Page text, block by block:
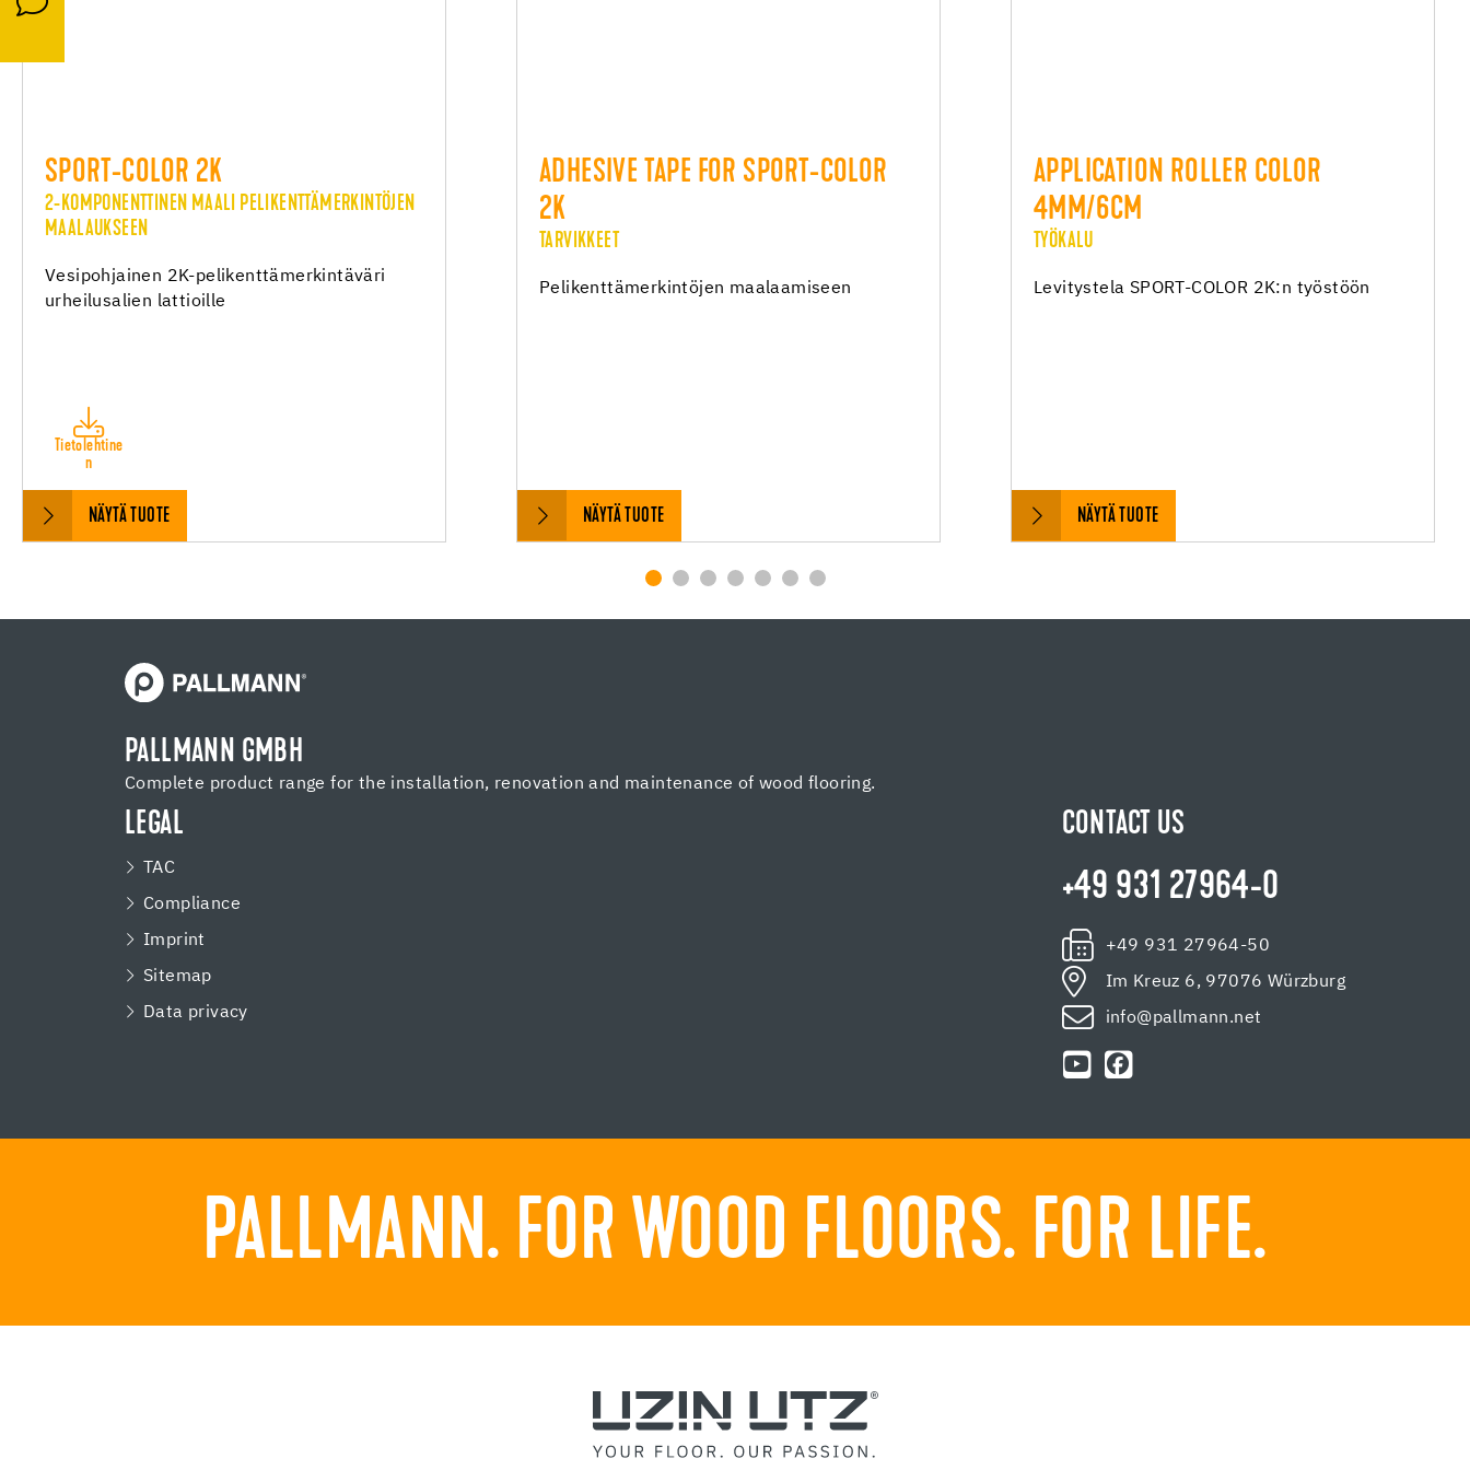
SPORT-COLOR 2K
2-KOMPONENTTINEN MAALI PELIKENTTÄMERKINTÖJEN
MAALAUKSEEN
Vesipohjainen 2K-pelikenttämerkintäväri
urheilusalien lattioille
Tietolehtine
n
NÄYTÄ TUOTE
ADHESIVE TAPE FOR SPORT-COLOR
2K
TARVIKKEET
Pelikenttämerkintöjen maalaamiseen
NÄYTÄ TUOTE
APPLICATION ROLLER COLOR
4MM/6CM
TYÖKALU
Levitystela SPORT-COLOR 2K:n työstöön
NÄYTÄ TUOTE
PALLMANN GMBH
Complete product range for the installation, renovation and maintenance of wood flooring.
LEGAL
TAC
Compliance
Imprint
Sitemap
Data privacy
CONTACT US
+49 931 27964-0
+49 931 27964-50
Im Kreuz 6, 97076 Würzburg
info@pallmann.net
PALLMANN. FOR WOOD FLOORS. FOR LIFE.